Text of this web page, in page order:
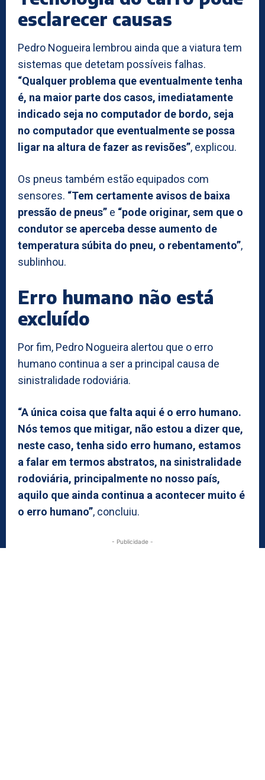
esclarecer causas
Pedro Nogueira lembrou ainda que a viatura tem
sistemas que detetam possíveis falhas.
“Qualquer problema que eventualmente tenha
é, na maior parte dos casos, imediatamente
indicado seja no computador de bordo, seja
no computador que eventualmente se possa
ligar na altura de fazer as revisões”, explicou.
Os pneus também estão equipados com
sensores. “Tem certamente avisos de baixa
pressão de pneus” e “pode originar, sem que o
condutor se aperceba desse aumento de
temperatura súbita do pneu, o rebentamento”,
sublinhou.
Erro humano não está
excluído
Por fim, Pedro Nogueira alertou que o erro
humano continua a ser a principal causa de
sinistralidade rodoviária.
“A única coisa que falta aqui é o erro humano.
Nós temos que mitigar, não estou a dizer que,
neste caso, tenha sido erro humano, estamos
a falar em termos abstratos, na sinistralidade
rodoviária, principalmente no nosso país,
aquilo que ainda continua a acontecer muito é
o erro humano”, concluiu.
- Publicidade -